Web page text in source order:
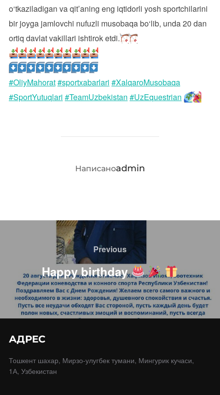
o‘tkaziladigan va qit’aning eng iqtidorli yosh sportchilarini
bir joyga jamlovchi nufuzli musobaqa bo‘lib, unda 20 dan
ortiq davlat vakillari ishtirok etdi.
#OliyMahorat#sportxabarlari #XalqaroMusobaqa
#SportYutuqlari #TeamUzbekistan #UzEquestrian
АВТОР ЗАПИСИ
Написаноadmin
Навигация
записям
Previous
Previous
Happy birthday
АДРЕС
Тошкент шахар, Мирзо-улугбек тумани, Мингурик кучаси,
1А, Узбекистан